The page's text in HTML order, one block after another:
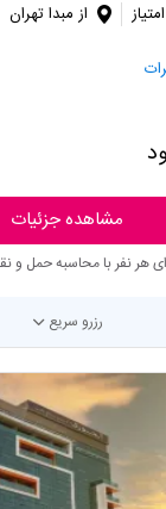
از مبدا تهران
مشاهده جزئیات
هر نفر با محاسبه حمل و
رزرو سریع